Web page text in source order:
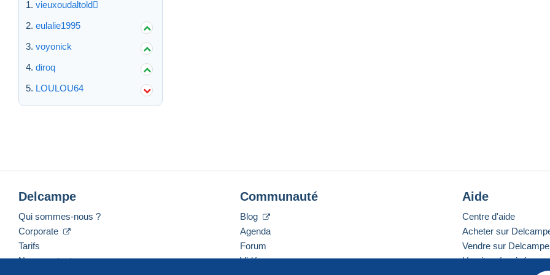
vieuxoudaltold
eulalie1995
voyonick
diroq
LOULOU64
Delcampe
Qui sommes-nous ?
Corporate
Tarifs
Nous contacter
Communauté
Blog
Agenda
Forum
Vidéos
Aide
Centre d'aide
Acheter sur
Vendre sur Delcampe
Un site sécurisé